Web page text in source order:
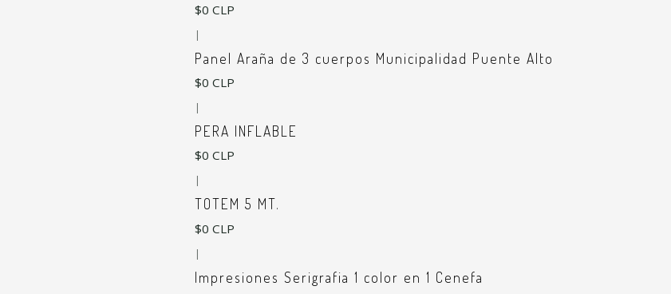
$0 CLP
|
Panel Araña de 3 cuerpos Municipalidad Puente Alto
$0 CLP
|
PERA INFLABLE
$0 CLP
|
TOTEM 5 MT.
$0 CLP
|
Impresiones Serigrafia 1 color en 1 Cenefa